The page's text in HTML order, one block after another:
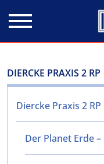
DIERCKE PRAXIS 2 RP
Diercke Praxis 2 RP
Der Planet Erde